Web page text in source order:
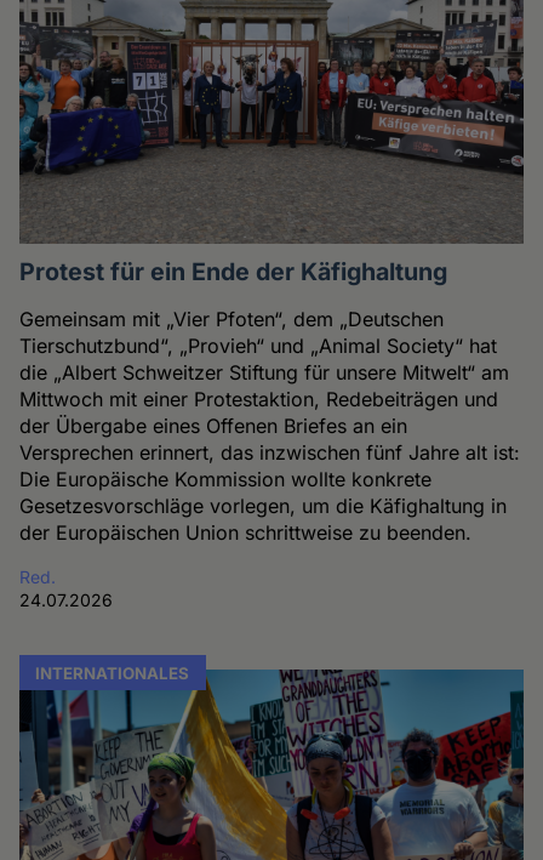
Protest für ein Ende der Käfighaltung
Gemeinsam mit „Vier Pfoten“, dem „Deutschen
Tierschutzbund“, „Provieh“ und „Animal Society“ hat
die „Albert Schweitzer Stiftung für unsere Mitwelt“ am
Mittwoch mit einer Protestaktion, Redebeiträgen und
der Übergabe eines Offenen Briefes an ein
Versprechen erinnert, das inzwischen fünf Jahre alt ist:
Die Europäische Kommission wollte konkrete
Gesetzesvorschläge vorlegen, um die Käfighaltung in
der Europäischen Union schrittweise zu beenden.
Red.
24.07.2026
INTERNATIONALES